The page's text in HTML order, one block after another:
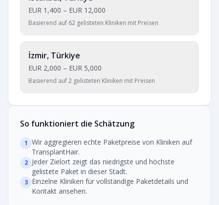
EUR 1,400 – EUR 12,000
Basierend auf 62 gelisteten Kliniken mit Preisen
İzmir, Türkiye
EUR 2,000 – EUR 5,000
Basierend auf 2 gelisteten Kliniken mit Preisen
So funktioniert die Schätzung
1 Wir aggregieren echte Paketpreise von Kliniken auf
TransplantHair.
2 Jeder Zielort zeigt das niedrigste und höchste
gelistete Paket in dieser Stadt.
3 Einzelne Kliniken für vollständige Paketdetails und
Kontakt ansehen.